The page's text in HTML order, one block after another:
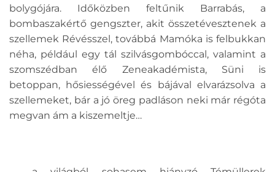
bolygójára. Időközben feltűnik Barrabás, a
bombaszakértő gengszter, akit összetévesztenek a
szellemek Révésszel, továbbá Mamóka is felbukkan
néha, például egy tál szilvásgombóccal, valamint a
szomszédban élő Zeneakadémista, Süni is
betoppan, hősiességével és bájával elvarázsolva a
szellemeket, bár a jó öreg padláson neki már régóta
megvan ám a kiszemeltje…